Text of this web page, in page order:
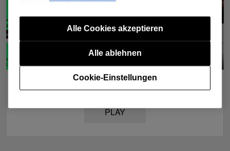
PLAY
Cookie-Einstellungen
Alle ablehnen
Alle Cookies akzeptieren